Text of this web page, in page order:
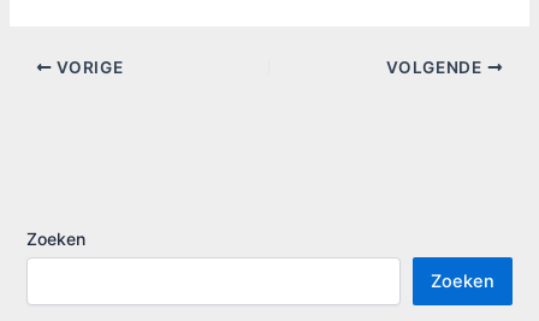
VORIGE VOLGENDE
Zoeken
Zoeken